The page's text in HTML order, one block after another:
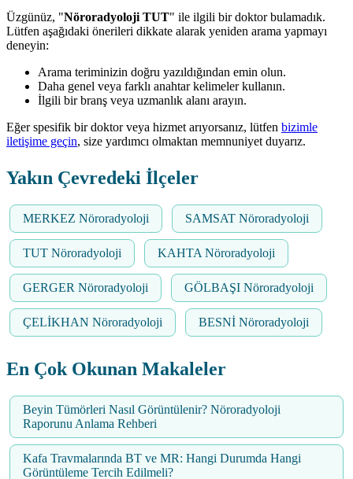
Üzgünüz, "Nöroradyoloji TUT" ile ilgili bir doktor bulamadık.
Lütfen aşağıdaki önerileri dikkate alarak yeniden arama yapmayı
deneyin:
Arama teriminizin doğru yazıldığından emin olun.
Daha genel veya farklı anahtar kelimeler kullanın.
İlgili bir branş veya uzmanlık alanı arayın.
Eğer spesifik bir doktor veya hizmet arıyorsanız, lütfen bizimle
iletişime geçin, size yardımcı olmaktan memnuniyet duyarız.
Yakın Çevredeki İlçeler
MERKEZ Nöroradyoloji SAMSAT Nöroradyoloji
TUT Nöroradyoloji KAHTA Nöroradyoloji
GERGER Nöroradyoloji GÖLBAŞI Nöroradyoloji
ÇELİKHAN Nöroradyoloji BESNİ Nöroradyoloji
En Çok Okunan Makaleler
Beyin Tümörleri Nasıl Görüntülenir? Nöroradyoloji
Raporunu Anlama Rehberi
Kafa Travmalarında BT ve MR: Hangi Durumda Hangi
Görüntüleme Tercih Edilmeli?